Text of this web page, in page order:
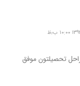
تحصیلتون موفق